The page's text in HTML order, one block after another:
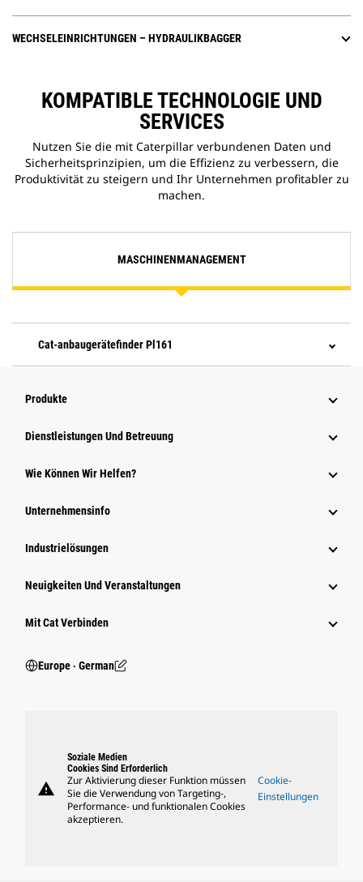
WECHSELEINRICHTUNGEN – HYDRAULIKBAGGER
KOMPATIBLE TECHNOLOGIE UND
SERVICES
Nutzen Sie die mit Caterpillar verbundenen Daten und
Sicherheitsprinzipien, um die Effizienz zu verbessern, die
Produktivität zu steigern und Ihr Unternehmen profitabler zu
machen.
MASCHINENMANAGEMENT
Cat-anbaugerätefinder Pl161
Produkte
Dienstleistungen Und Betreuung
Wie Können Wir Helfen?
Unternehmensinfo
Industrielösungen
Neuigkeiten Und Veranstaltungen
Mit Cat Verbinden
Europe ‧ German
warning
Soziale Medien
Cookies Sind Erforderlich
Zur Aktivierung dieser Funktion müssen
Sie die Verwendung von Targeting-,
Performance- und funktionalen Cookies
akzeptieren.
Cookie-
Einstellungen